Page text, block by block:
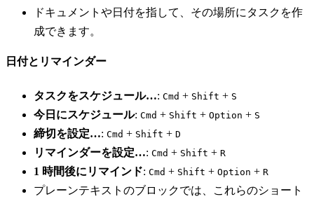
ドキュメントや日付を指して、その場所にタスクを作
成できます。
日付とリマインダー
タスクをスケジュール…: Cmd + Shift + S
今日にスケジュール: Cmd + Shift + Option + S
締切を設定…: Cmd + Shift + D
リマインダーを設定…: Cmd + Shift + R
1 時間後にリマインド: Cmd + Shift + Option + R
プレーンテキストのブロックでは、これらのショート